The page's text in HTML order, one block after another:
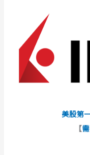
美股第
【